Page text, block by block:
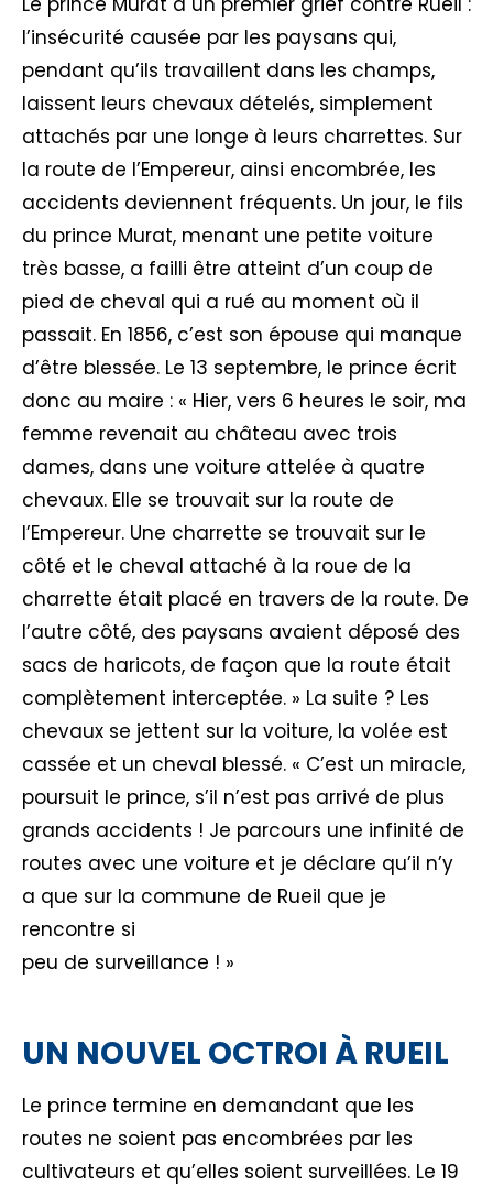
l’insécurité causée par les paysans qui,
pendant qu’ils travaillent dans les champs,
laissent leurs chevaux dételés, simplement
attachés par une longe à leurs charrettes. Sur
la route de l’Empereur, ainsi encombrée, les
accidents deviennent fréquents. Un jour, le fils
du prince Murat, menant une petite voiture
très basse, a failli être atteint d’un coup de
pied de cheval qui a rué au moment où il
passait. En 1856, c’est son épouse qui manque
d’être blessée. Le 13 septembre, le prince écrit
donc au maire : « Hier, vers 6 heures le soir, ma
femme revenait au château avec trois
dames, dans une voiture attelée à quatre
chevaux. Elle se trouvait sur la route de
l’Empereur. Une charrette se trouvait sur le
côté et le cheval attaché à la roue de la
charrette était placé en travers de la route. De
l’autre côté, des paysans avaient déposé des
sacs de haricots, de façon que la route était
complètement interceptée. » La suite ? Les
chevaux se jettent sur la voiture, la volée est
cassée et un cheval blessé. « C’est un miracle,
poursuit le prince, s’il n’est pas arrivé de plus
grands accidents ! Je parcours une infinité de
routes avec une voiture et je déclare qu’il n’y
a que sur la commune de Rueil que je
rencontre si
peu de surveillance ! »
UN NOUVEL OCTROI À RUEIL
Le prince termine en demandant que les
routes ne soient pas encombrées par les
cultivateurs et qu’elles soient surveillées. Le 19